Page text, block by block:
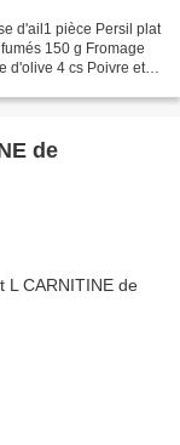
d'ail1 pièce Persil plat
150 g Fromage
d'olive 4 cs Poivre et
de